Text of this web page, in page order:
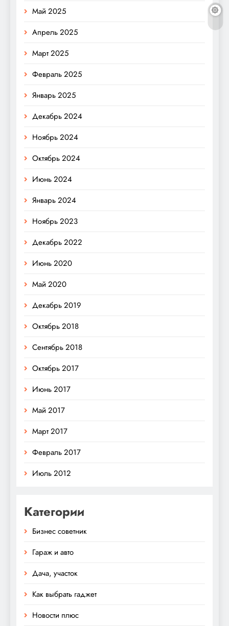
Май 2025
Апрель 2025
Март 2025
Февраль 2025
Январь 2025
Декабрь 2024
Ноябрь 2024
Октябрь 2024
Июнь 2024
Январь 2024
Ноябрь 2023
Декабрь 2022
Июнь 2020
Май 2020
Декабрь 2019
Октябрь 2018
Сентябрь 2018
Октябрь 2017
Июнь 2017
Май 2017
Март 2017
Февраль 2017
Июль 2012
Категории
Бизнес советник
Гараж и авто
Дача, участок
Как выбрать гаджет
Новости плюс